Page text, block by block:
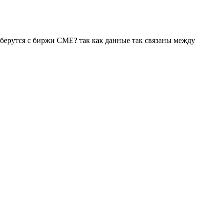
с биржи CME? так как данные так связаны между